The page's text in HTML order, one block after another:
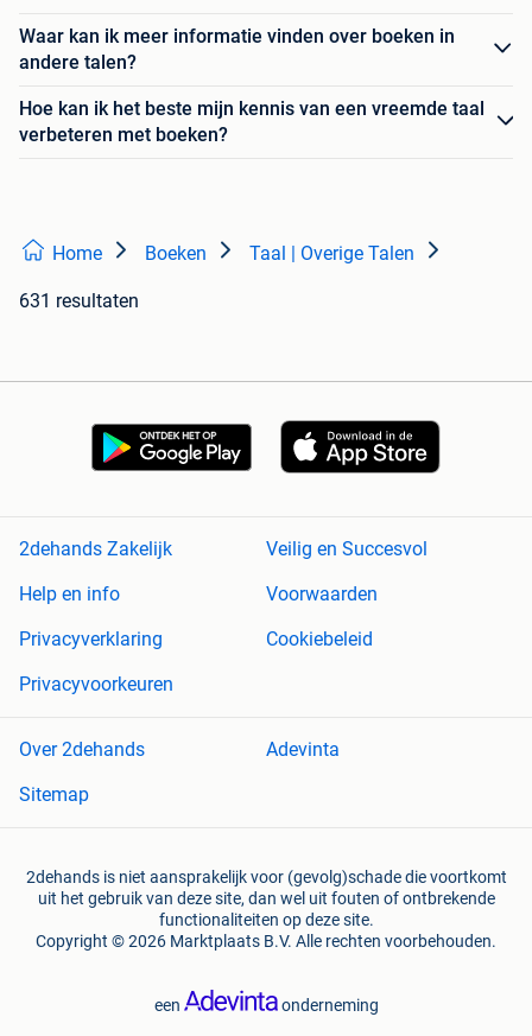
Waar kan ik meer informatie vinden over boeken in
andere talen?
Hoe kan ik het beste mijn kennis van een vreemde taal
verbeteren met boeken?
Home Boeken Taal | Overige Talen
631 resultaten
2dehands Zakelijk
Veilig en Succesvol
Help en info
Voorwaarden
Privacyverklaring
Cookiebeleid
Privacyvoorkeuren
Over 2dehands
Adevinta
Sitemap
2dehands is niet aansprakelijk voor (gevolg)schade die voortkomt
uit het gebruik van deze site, dan wel uit fouten of ontbrekende
functionaliteiten op deze site.
Copyright © 2026 Marktplaats B.V. Alle rechten voorbehouden.
een onderneming